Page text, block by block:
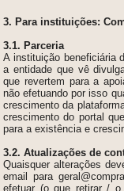
3. Para instituições:
3.1. Parceria
A instituição beneficiária
a entidade que vê
que revertem para a
não efetuando porisso
crescimento da
crescimento do portal
para a existência e
3.2. Atualizações de
Quaisquer alterações
email para
efetuar (o que retirar /